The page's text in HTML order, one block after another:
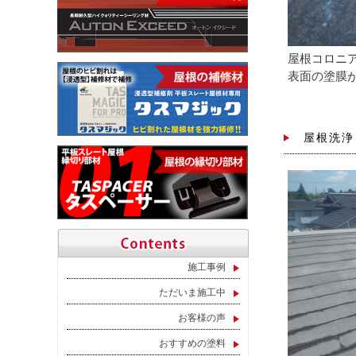
屋根コロニ
表面の塗膜
屋根洗浄
施工事例
ただいま施工中
お客様の声
おすすめの塗料